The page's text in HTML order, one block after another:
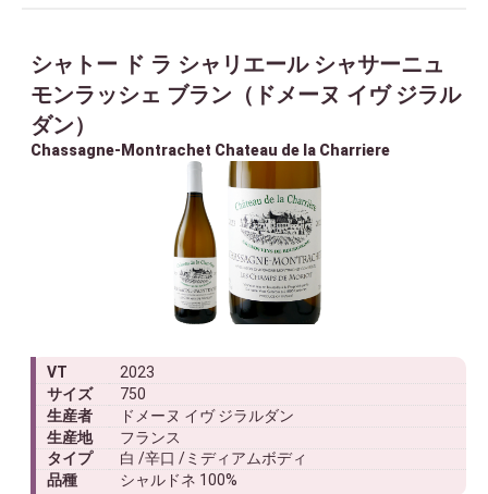
シャトー ド ラ シャリエール シャサーニュ
モンラッシェ ブラン（ドメーヌ イヴ ジラル
ダン）
Chassagne-Montrachet Chateau de la Charriere
VT
2023
サイズ
750
生産者
ドメーヌ イヴ ジラルダン
生産地
フランス
タイプ
白 /辛口 /ミディアムボディ
品種
シャルドネ 100%